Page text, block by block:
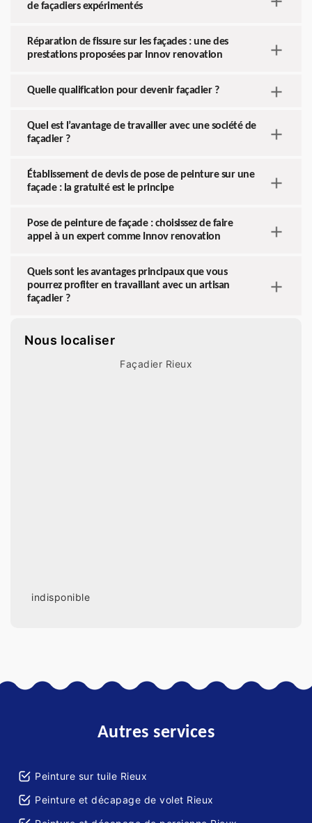
de façadiers expérimentés
Réparation de fissure sur les façades : une des
prestations proposées par Innov renovation
Quelle qualification pour devenir façadier ?
Quel est l’avantage de travailler avec une société de
façadier ?
Établissement de devis de pose de peinture sur une
façade : la gratuité est le principe
Pose de peinture de façade : choisissez de faire
appel à un expert comme Innov renovation
Quels sont les avantages principaux que vous
pourrez profiter en travaillant avec un artisan
façadier ?
Nous localiser
Façadier Rieux
indisponible
Autres services
Peinture sur tuile Rieux
Peinture et décapage de volet Rieux